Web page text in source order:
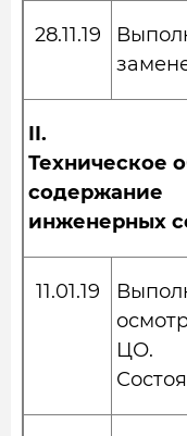
28.11.19
II.
Техническое
содержание
инженерных
11.01.19
ЦО.